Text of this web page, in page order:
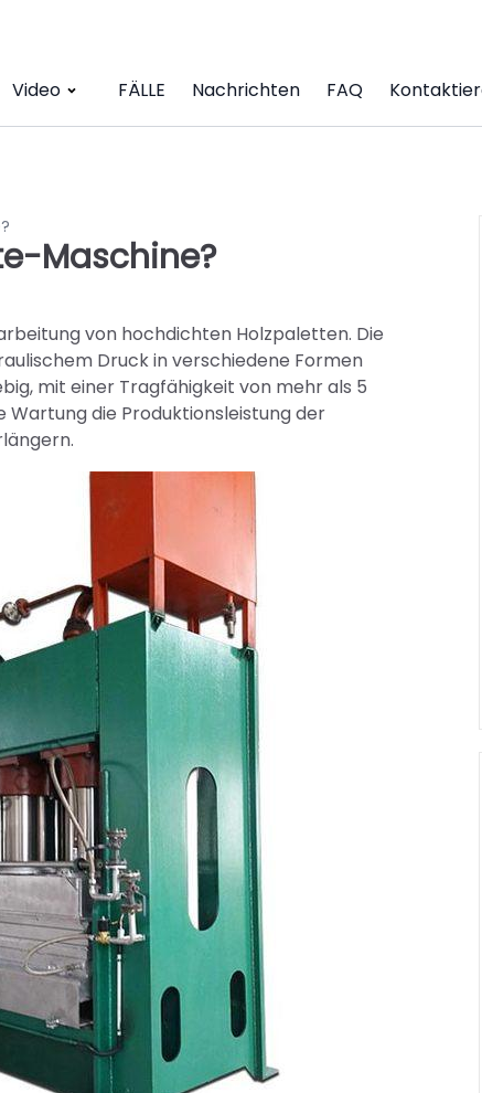
Video FÄLLE Nachrichten FAQ
Maschine?
von hochdichten Holzpaletten. Die
Druck in verschiedene Formen
mit einer Tragfähigkeit von mehr als 5
Wartung die Produktionsleistung der